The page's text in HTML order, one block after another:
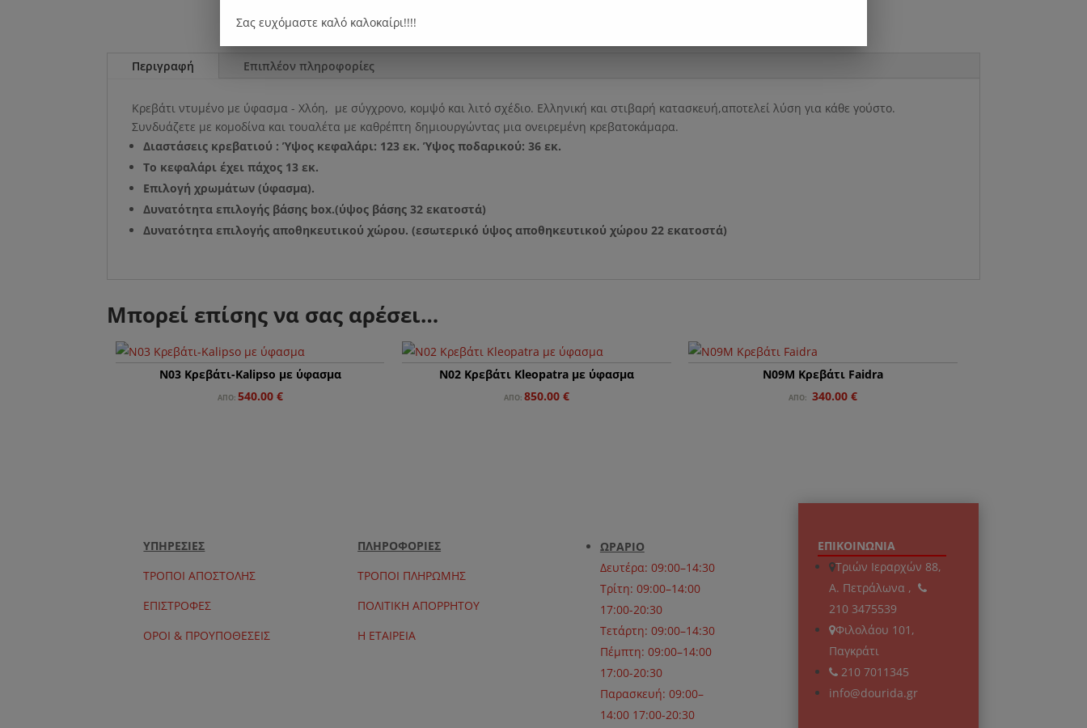
Περιγραφή Επιπλέον πληροφορίες
Κρεβάτι ντυμένο με ύφασμα - Χλόη, με σύγχρονο, κομψό και λιτό σχέδιο. Ελληνική και στιβαρή κατασκευή,αποτελεί λύση για κάθε γούστο.
Συνδυάζετε με κομοδίνα και τουαλέτα με καθρέπτη δημιουργώντας μια ονειρεμένη κρεβατοκάμαρα.
Διαστάσεις κρεβατιού : Ύψος κεφαλάρι: 123 εκ. Ύψος ποδαρικού: 36 εκ.
Το κεφαλάρι έχει πάχος 13 εκ.
Επιλογή χρωμάτων (ύφασμα).
Δυνατότητα επιλογής βάσης box.(ύψος βάσης 32 εκατοστά)
Δυνατότητα επιλογής αποθηκευτικού χώρου. (εσωτερικό ύψος αποθηκευτικού χώρου 22 εκατοστά)
Μπορεί επίσης να σας αρέσει…
N03 Κρεβάτι-Κalipso με ύφασμα
ΑΠΌ: 540.00 €
N02 Κρεβάτι Kleopatra με ύφασμα
ΑΠΌ: 850.00 €
Ν09Μ Κρεβάτι Faidra
ΑΠΌ:
Original
340.00€Η
ΥΠΗΡΕΣΙΕΣ
ΤΡΟΠΟΙ ΑΠΟΣΤΟΛΗΣ
ΕΠΙΣΤΡΟΦΕΣ
ΟΡΟΙ & ΠΡΟΥΠΟΘΕΣΕΙΣ
ΠΛΗΡΟΦΟΡΙΕΣ
ΤΡΟΠΟΙ ΠΛΗΡΩΜΗΣ
ΠΟΛΙΤΙΚΗ ΑΠΟΡΡΗΤΟΥ
Η ΕΤΑΙΡΕΙΑ
ΩΡΑΡΙΟ
Δευτέρα: 09:00–14:30
Τρίτη: 09:00–14:00
17:00-20:30
Τετάρτη: 09:00–14:30
Πέμπτη: 09:00–14:00
17:00-20:30
Παρασκευή: 09:00–
14:00 17:00-20:30
ΕΠΙΚΟΙΝΩΝΙΑ
Τριών Ιεραρχών 88,
Α. Πετράλωνα ,
210 3475539
Φιλολάου 101,
Παγκράτι
210 7011345
info@dourida.gr
Σας ευχόμαστε καλό καλοκαίρι!!!!